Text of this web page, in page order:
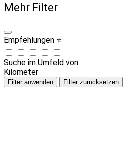
Mehr Filter
Empfehlungen ⭐
Suche im Umfeld von
Kilometer
Filter anwenden Filter zurücksetzen